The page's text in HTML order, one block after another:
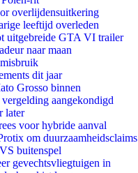
overlijdensuitkering
leeftijd overleden
uitgebreide GTA VI trailer
naar maan
dit jaar
Grosso binnen
aangekondigd
later
voor hybride aanval
om duurzaamheidsclaims
buitenspel
gevechtsvliegtuigen in